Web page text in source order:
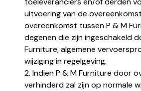
uitvoering van de
overeenkomst tussen P & M
degenen die zijn ingeschakeld
Furniture, algemene
wijziging in regelgeving.
2. Indien P & M Furniture door
verhinderd zal zijn op normale